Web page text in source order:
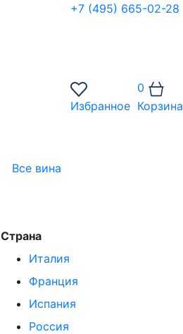
+7 (495) 665-02-28
Избранное
0
Корзина
Все вина
Страна
Италия
Франция
Испания
Россия